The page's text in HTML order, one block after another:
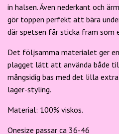
in halsen. Även nederkant och
gör toppen perfekt att bära
där spetsen får sticka fram
Det följsamma materialet ger
plagget lätt att använda både
mångsidig bas med det lilla
lager-styling.
Material: 100% viskos.
Onesize passar ca 36-46